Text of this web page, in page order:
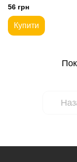
56 грн
Купити